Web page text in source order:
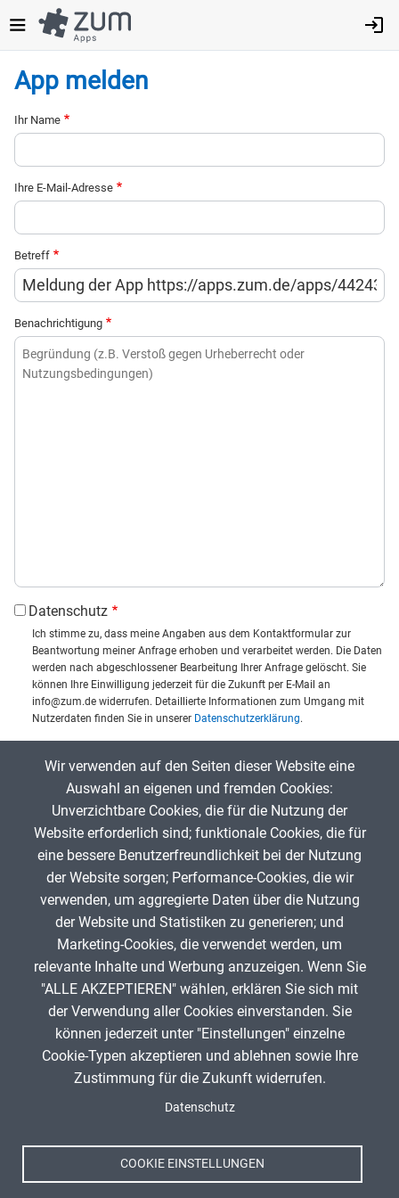
zum
Inhalt
App melden
Ihr Name
Ihre E-Mail-Adresse
Betreff
Benachrichtigung
Datenschutz
Ich stimme zu, dass meine Angaben aus dem Kontaktformular zur
Beantwortung meiner Anfrage erhoben und verarbeitet werden. Die Daten
werden nach abgeschlossener Bearbeitung Ihrer Anfrage gelöscht. Sie
können Ihre Einwilligung jederzeit für die Zukunft per E-Mail an
info@zum.de widerrufen. Detaillierte Informationen zum Umgang mit
Nutzerdaten finden Sie in unserer Datenschutzerklärung.
Captcha eingeben:
Gib die Zeichen aus dem Bild oben ein,
beachte Groß- und Kleinschreibung.
Um Spam zu verhindern, gib bitte die Zeichenfolge aus dem Bild
oben ein.
ANZEIGE
Spenden
Impressum
Wir verwenden auf den Seiten dieser Website eine
Auswahl an eigenen und fremden Cookies:
Unverzichtbare Cookies, die für die Nutzung der
Website erforderlich sind; funktionale Cookies, die für
eine bessere Benutzerfreundlichkeit bei der Nutzung
der Website sorgen; Performance-Cookies, die wir
verwenden, um aggregierte Daten über die Nutzung
der Website und Statistiken zu generieren; und
Marketing-Cookies, die verwendet werden, um
relevante Inhalte und Werbung anzuzeigen. Wenn Sie
"ALLE AKZEPTIEREN" wählen, erklären Sie sich mit
der Verwendung aller Cookies einverstanden. Sie
können jederzeit unter "Einstellungen" einzelne
Cookie-Typen akzeptieren und ablehnen sowie Ihre
Zustimmung für die Zukunft widerrufen.
Datenschutz
COOKIE EINSTELLUNGEN